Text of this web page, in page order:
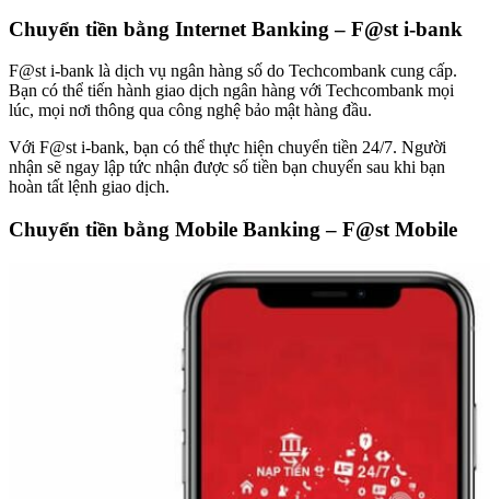
Chuyển tiền bằng Internet Banking – F@st i-bank
F@st i-bank là dịch vụ ngân hàng số do Techcombank cung cấp.
Bạn có thể tiến hành giao dịch ngân hàng với Techcombank mọi
lúc, mọi nơi thông qua công nghệ bảo mật hàng đầu.
Với F@st i-bank, bạn có thể thực hiện chuyển tiền 24/7. Người
nhận sẽ ngay lập tức nhận được số tiền bạn chuyển sau khi bạn
hoàn tất lệnh giao dịch.
Chuyển tiền bằng Mobile Banking – F@st Mobile